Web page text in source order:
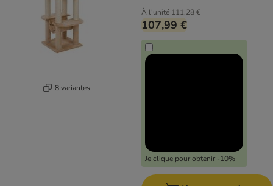
8 variantes
À l'unité 111,28 €
107,99 €
Je clique pour obtenir -10%